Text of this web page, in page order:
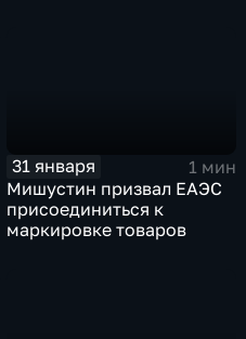
31 января
1 мин
Мишустин призвал ЕАЭС
присоединиться к
маркировке товаров